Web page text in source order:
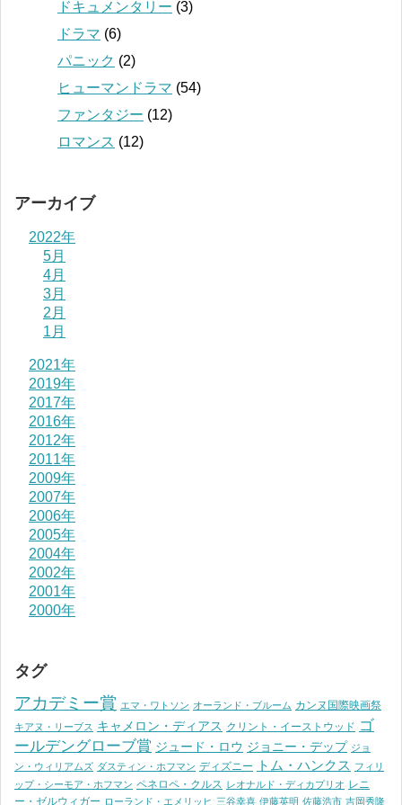
ドキュメンタリー (3)
ドラマ (6)
パニック (2)
ヒューマンドラマ (54)
ファンタジー (12)
ロマンス (12)
アーカイブ
2022年
5月
4月
3月
2月
1月
2021年
2019年
2017年
2016年
2012年
2011年
2009年
2007年
2006年
2005年
2004年
2002年
2001年
2000年
タグ
アカデミー賞 エマ・ワトソン オーランド・ブルーム カンヌ国際映画祭
キアヌ・リーブス キャメロン・ディアス クリント・イーストウッド ゴ
ールデングローブ賞 ジュード・ロウ ジョニー・デップ ジョ
ン・ウィリアムズ ダスティン・ホフマン ディズニー トム・ハンクス フィリ
ップ・シーモア・ホフマン ペネロペ・クルス レオナルド・ディカプリオ レニ
ー・ゼルウィガー ローランド・エメリッヒ 三谷幸喜 伊藤英明 佐藤浩市 吉岡秀隆